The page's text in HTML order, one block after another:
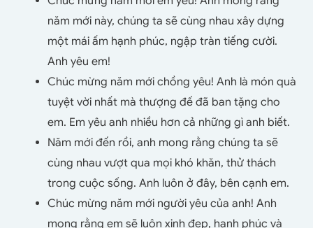
năm mới này, chúng ta sẽ cùng nhau xây dựng
một mái ấm hạnh phúc, ngập tràn tiếng cười.
Anh yêu em!
Chúc mừng năm mới chồng yêu! Anh là món quà
tuyệt vời nhất mà thượng đế đã ban tặng cho
em. Em yêu anh nhiều hơn cả những gì anh biết.
Năm mới đến rồi, anh mong rằng chúng ta sẽ
cùng nhau vượt qua mọi khó khăn, thử thách
trong cuộc sống. Anh luôn ở đây, bên cạnh em.
Chúc mừng năm mới người yêu của anh! Anh
mong rằng em sẽ luôn xinh đẹp, hạnh phúc và